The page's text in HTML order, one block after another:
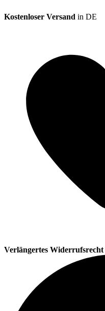
Kostenloser Versand in DE
Verlängertes Widerrufsrecht